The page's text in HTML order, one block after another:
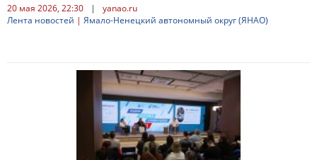
20 мая 2026, 22:30 |
yanao.ru
Лента новостей | Ямало-Ненецкий автономный округ (ЯНАО)